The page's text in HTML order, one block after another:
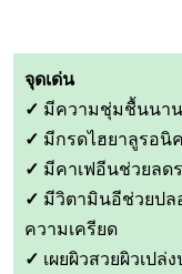
จุดเด่น
✓ มีความชุ่มชื้นนาน
✓ มีกรดไฮยาลูรอนิ
✓ มีคาเฟอีนช่วยลด
✓ มีวิตามินอีช่วยปล
ความเครียด
✓ เผยผิวสวยผิวเปล่